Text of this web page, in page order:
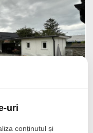
uri
conținutul și